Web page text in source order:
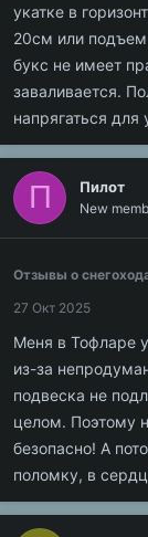
укатке в
20см или подъем
букс не имеет
заваливается.
напрягаться
П Пилот
New
Отзывы о
27 Окт 2025
Меня в Тофларе
из-за
подвеска не
целом. Поэтому
безопасно! А
поломку, в